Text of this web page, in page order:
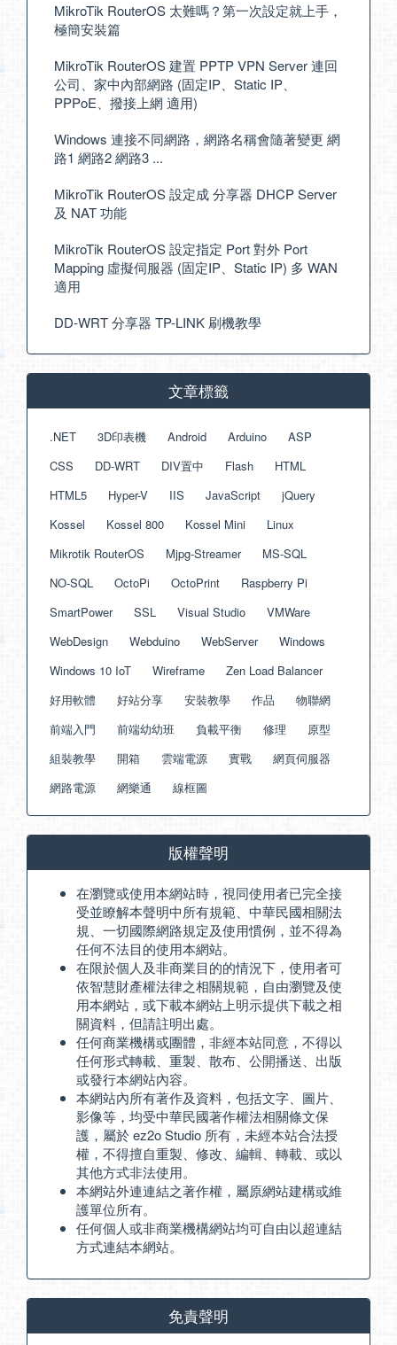
MikroTik RouterOS 太難嗎？第一次設定就上手，
極簡安裝篇
MikroTik RouterOS 建置 PPTP VPN Server 連回
公司、家中內部網路 (固定IP、Static IP、
PPPoE、撥接上網 適用)
Windows 連接不同網路，網路名稱會隨著變更 網
路1 網路2 網路3 ...
MikroTik RouterOS 設定成 分享器 DHCP Server
及 NAT 功能
MikroTik RouterOS 設定指定 Port 對外 Port
Mapping 虛擬伺服器 (固定IP、Static IP) 多 WAN
適用
DD-WRT 分享器 TP-LINK 刷機教學
文章標籤
.NET 3D印表機 Android Arduino
ASP
CSS
DD-WRT DIV置中 Flash
HTML
HTML5
Hyper-V IIS JavaScript
jQuery
Kossel
Kossel 800 Kossel Mini
Linux
Mikrotik RouterOS
Mjpg-Streamer
MS-SQL
NO-SQL
OctoPi OctoPrint
Raspberry Pi
SmartPower
SSL Visual Studio
VMWare
WebDesign
Webduino WebServer
Windows
Windows 10 IoT
Wireframe
Zen Load Balancer
好用軟體
好站分享 安裝教學 作品
物聯網
前端入門
前端幼幼班 負載平衡 修理
原型
組裝教學
開箱 雲端電源 實戰
網頁伺服器
網路電源
網樂通 線框圖
版權聲明
在瀏覽或使用本網站時，視同使用者已完全接
受並瞭解本聲明中所有規範、中華民國相關法
規、一切國際網路規定及使用慣例，並不得為
任何不法目的使用本網站。
在限於個人及非商業目的的情況下，使用者可
依智慧財產權法律之相關規範，自由瀏覽及使
用本網站，或下載本網站上明示提供下載之相
關資料，但請註明出處。
任何商業機構或團體，非經本站同意，不得以
任何形式轉載、重製、散布、公開播送、出版
或發行本網站內容。
本網站內所有著作及資料，包括文字、圖片、
影像等，均受中華民國著作權法相關條文保
護，屬於 ez2o Studio 所有，未經本站合法授
權，不得擅自重製、修改、編輯、轉載、或以
其他方式非法使用。
本網站外連連結之著作權，屬原網站建構或維
護單位所有。
任何個人或非商業機構網站均可自由以超連結
方式連結本網站。
免責聲明